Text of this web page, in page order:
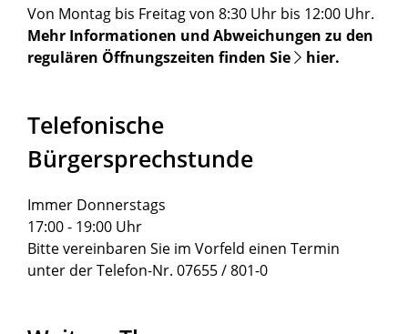
Von Montag bis Freitag von 8:30 Uhr bis 12:00 Uhr.
Mehr Informationen und Abweichungen zu den
regulären Öffnungszeiten finden Sie
hier.
Telefonische
Bürgersprechstunde
Immer Donnerstags
17:00 - 19:00 Uhr
Bitte vereinbaren Sie im Vorfeld einen Termin
unter der Telefon-Nr. 07655 / 801-0